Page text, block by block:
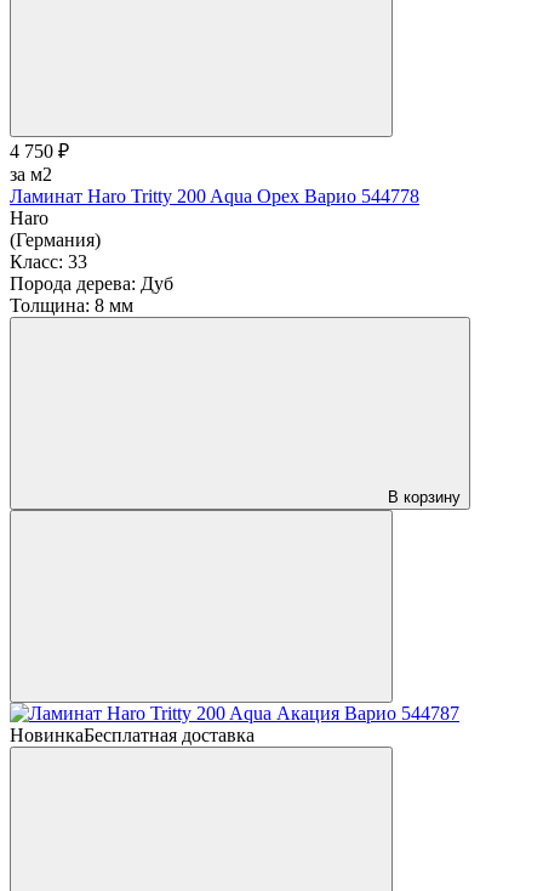
4 750 ₽
за м2
Ламинат Haro Tritty 200 Aqua Орех Варио 544778
Haro
(Германия)
Класс: 33
Порода дерева: Дуб
Толщина: 8 мм
В корзину
НовинкаБесплатная доставка